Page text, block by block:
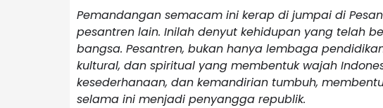
Pemandangan semacam ini kerap di jumpai di
pesantren lain. Inilah denyut kehidupan yang telah
bangsa. Pesantren, bukan hanya lembaga
kultural, dan spiritual yang membentuk wajah
kesederhanaan, dan kemandirian tumbuh,
selama ini menjadi penyangga republik.